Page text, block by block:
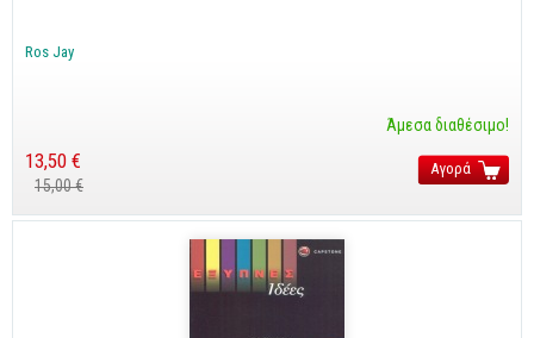
Ros Jay
Άμεσα διαθέσιμο!
13,50 €
15,00 €
Αγορά